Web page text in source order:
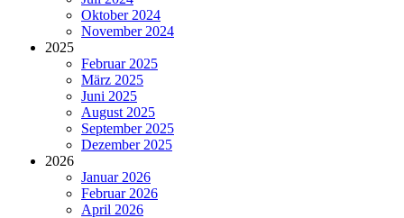
Oktober 2024
November 2024
2025
Februar 2025
März 2025
Juni 2025
August 2025
September 2025
Dezember 2025
2026
Januar 2026
Februar 2026
April 2026